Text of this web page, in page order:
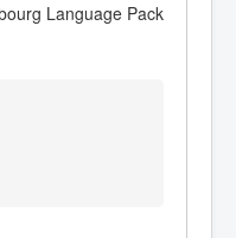
Language Pack